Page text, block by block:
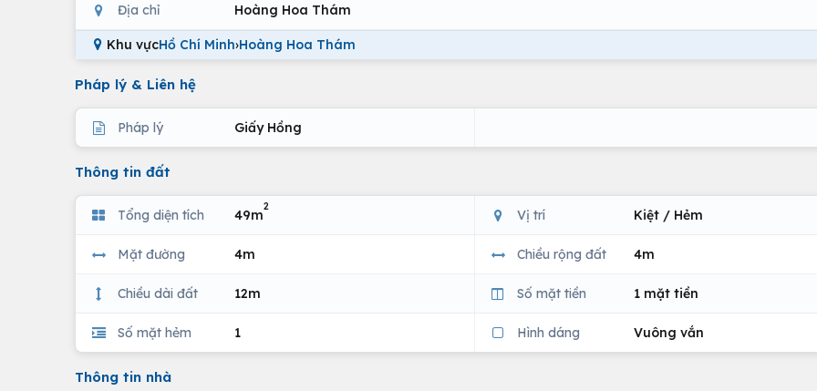
Địa chỉ Hoàng Hoa Thám
Khu vựcHồ Chí Minh›Hoàng Hoa Thám
Pháp lý & Liên hệ
Pháp lý Giấy Hồng
Thông tin đất
Tổng diện tích 49m
2
Vị trí Kiệt / Hẻm
Mặt đường 4m Chiều rộng đất 4m
Chiều dài đất 12m Số mặt tiền 1 mặt tiền
Số mặt hẻm 1 Hình dáng Vuông vắn
Thông tin nhà